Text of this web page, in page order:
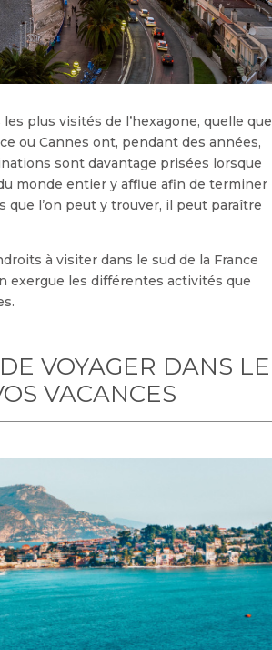
plus visités de l’hexagone, quelle que
ou Cannes ont, pendant des années,
sont davantage prisées lorsque
monde entier y afflue afin de terminer
que l’on peut y trouver, il peut paraître
à visiter dans le sud de la France
exergue les différentes activités que
VOYAGER DANS LE
VACANCES